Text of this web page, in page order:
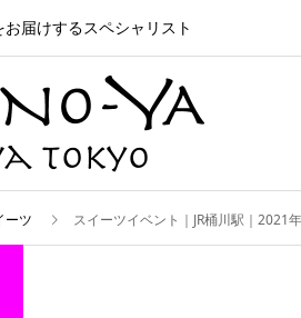
届けするスペシャリスト
ーツ スイーツイベント｜JR桶川駅｜2021